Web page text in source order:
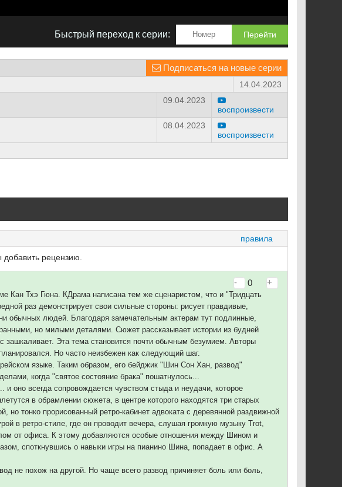
Быстрый переход к серии: Перейти
Подписаться на новые серии
14.04.2023
09.04.2023
воспроизвести
08.04.2023
воспроизвести
правила
добавить рецензию.
- 0 +
Кан Тхэ Гюна. КДрама написана тем же сценаристом, что и "Тридцать
раз демонстрирует свои сильные стороны: рисует правдивые,
обычных людей. Благодаря замечательным актерам тут подлинные,
но милыми деталями. Сюжет рассказывает истории из будней
Эта тема становится почти обычным безумием. Авторы
Но часто неизбежен как следующий шаг.
языке. Таким образом, его бейджик "Шин Сон Хан, развод"
когда "святое состояние брака" пошатнулось...
оно всегда сопровождается чувством стыда и неудачи, которое
в обрамлении сюжета, в центре которого находятся три старых
тонко прорисованный ретро-кабинет адвоката с деревянной раздвижной
в ретро-стиле, где он проводит вечера, слушая громкую музыку Trot,
от офиса. К этому добавляются особые отношения между Шином и
споткнувшись о навыки игры на пианино Шина, попадает в офис. А
не похож на другой. Но чаще всего развод причиняет боль или боль,